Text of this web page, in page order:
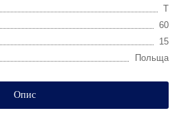
T
60
15
Польща
Опис